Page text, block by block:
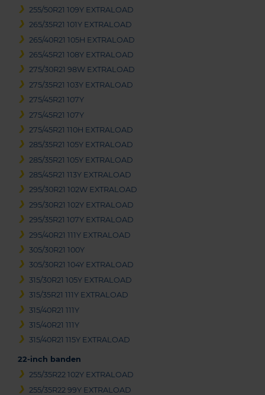
255/50R21 109Y EXTRALOAD
265/35R21 101Y EXTRALOAD
265/40R21 105H EXTRALOAD
265/45R21 108Y EXTRALOAD
275/30R21 98W EXTRALOAD
275/35R21 103Y EXTRALOAD
275/45R21 107Y
275/45R21 107Y
275/45R21 110H EXTRALOAD
285/35R21 105Y EXTRALOAD
285/35R21 105Y EXTRALOAD
285/45R21 113Y EXTRALOAD
295/30R21 102W EXTRALOAD
295/30R21 102Y EXTRALOAD
295/35R21 107Y EXTRALOAD
295/40R21 111Y EXTRALOAD
305/30R21 100Y
305/30R21 104Y EXTRALOAD
315/30R21 105Y EXTRALOAD
315/35R21 111Y EXTRALOAD
315/40R21 111Y
315/40R21 111Y
315/40R21 115Y EXTRALOAD
22-inch banden
255/35R22 102Y EXTRALOAD
255/35R22 99Y EXTRALOAD